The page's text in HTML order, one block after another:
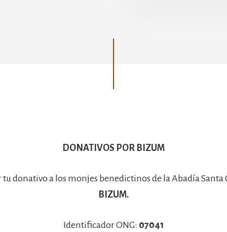
DONATIVOS POR BIZUM
tu donativo a los monjes benedictinos de la Abadía Santa
BIZUM.
Identificador ONG: 07041